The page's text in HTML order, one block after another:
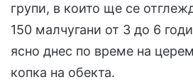
групи, в които ще се
150 малчугани от 3 до 6
ясно днес по време на
копка на обекта.